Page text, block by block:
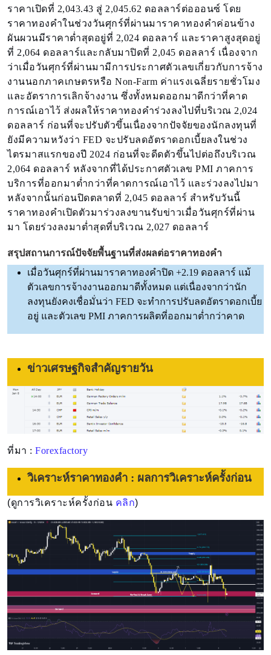
ราคาเปิดที่ 2,043.43 สู่ 2,045.62 ดอลลาร์ต่อออนซ์ โดย
ราคาทองคำในช่วงวันศุกร์ที่ผ่านมาราคาทองคำค่อนข้าง
ผันผวนมีราคาต่ำสุดอยู่ที่ 2,024 ดอลลาร์ และราคาสูงสุดอยู่
ที่ 2,064 ดอลลาร์และกลับมาปิดที่ 2,045 ดอลลาร์ เนื่องจาก
ว่าเมื่อวันศุกร์ที่ผ่านมามีการประกาศตัวเลขเกี่ยวกับการจ้าง
งานนอกภาคเกษตรหรือ Non-Farm ค่าแรงเฉลี่ยรายชั่วโมง
และอัตราการเลิกจ้างงาน ซึ่งทั้งหมดออกมาดีกว่าที่คาด
การณ์เอาไว้ ส่งผลให้ราคาทองคำร่วงลงไปที่บริเวณ 2,024
ดอลลาร์ ก่อนที่จะปรับตัวขึ้นเนื่องจากปัจจัยของนักลงทุนที่
ยังมีความหวังว่า FED จะปรับลดอัตราดอกเบี้ยลงในช่วง
ไตรมาสแรกของปี 2024 ก่อนที่จะดีดตัวขึ้นไปต่อถึงบริเวณ
2,064 ดอลลาร์ หลังจากที่ได้ประกาศตัวเลข PMI ภาคการ
บริการที่ออกมาต่ำกว่าที่คาดการณ์เอาไว้ และร่วงลงไปมา
หลังจากนั้นก่อนปิดตลาดที่ 2,045 ดอลลาร์ สำหรับวันนี้
ราคาทองคำเปิดตัวมาร่วงลงขานรับข่าวเมื่อวันศุกร์ที่ผ่าน
มา โดยร่วงลงมาต่ำสุดที่บริเวณ 2,027 ดอลลาร์
สรุปสถานการณ์ปัจจัยพื้นฐานที่ส่งผลต่อราคาทองคำ
เมื่อวันศุกร์ที่ผ่านมาราคาทองคำปิด +2.19 ดอลลาร์ แม้
ตัวเลขการจ้างงานออกมาดีทั้งหมด แต่เนื่องจากว่านัก
ลงทุนยังคงเชื่อมั่นว่า FED จะทำการปรับลดอัตราดอกเบี้ย
อยู่ และตัวเลข PMI ภาคการผลิตที่ออกมาต่ำกว่าคาด
ข่าวเศรษฐกิจสำคัญรายวัน
ที่มา : Forexfactory
วิเคราะห์ราคาทองคำ : ผลการวิเคราะห์ครั้งก่อน
(ดูการวิเคราะห์ครั้งก่อน คลิก)